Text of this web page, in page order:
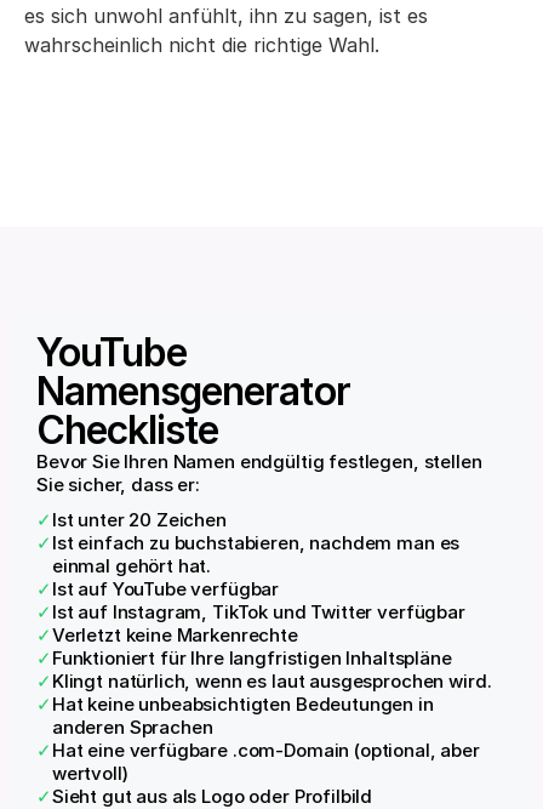
es sich unwohl anfühlt, ihn zu sagen, ist es
wahrscheinlich nicht die richtige Wahl.
YouTube
Namensgenerator
Checkliste
Bevor Sie Ihren Namen endgültig festlegen, stellen
Sie sicher, dass er:
✓ Ist unter 20 Zeichen
✓ Ist einfach zu buchstabieren, nachdem man es
einmal gehört hat.
✓ Ist auf YouTube verfügbar
✓ Ist auf Instagram, TikTok und Twitter verfügbar
✓Verletzt keine Markenrechte
✓ Funktioniert für Ihre langfristigen Inhaltspläne
✓ Klingt natürlich, wenn es laut ausgesprochen wird.
✓ Hat keine unbeabsichtigten Bedeutungen in
anderen Sprachen
✓ Hat eine verfügbare .com-Domain (optional, aber
wertvoll)
✓Sieht gut aus als Logo oder Profilbild